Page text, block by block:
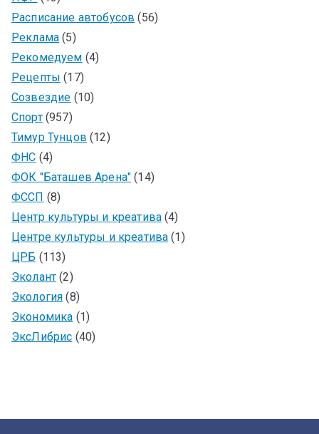
Расписание автобусов (56)
Реклама (5)
Рекомедуем (4)
Рецепты (17)
Созвездие (10)
Спорт(957)
Тимур Тунцов (12)
ФНС (4)
ФОК "Баташев Арена" (14)
ФССП (8)
Центр культуры и креатива (4)
Центре культуры и креатива (1)
ЦРБ (113)
Эколант (2)
Экология (8)
Экономика (1)
ЭксЛибрис (40)